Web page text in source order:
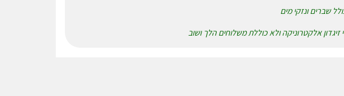
שברים ונזקי מים
זיגדון אלקטרוניקה ולא כוללת משלוחים הלך ושוב